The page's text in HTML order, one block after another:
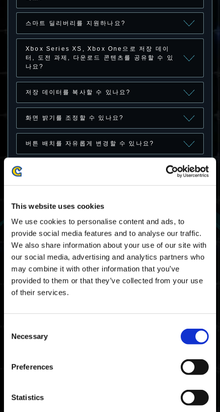
This website uses cookies
We use cookies to personalise content and ads, to
provide social media features and to analyse our traffic.
We also share information about your use of our site with
our social media, advertising and analytics partners who
may combine it with other information that you’ve
provided to them or that they’ve collected from your use
of their services.
Selection
Necessary
Preferences
Statistics
스마트 딜리버리를 지원하나요?
Xbox Series XS, Xbox One으로 저장 데이
터, 도전 과제, 다운로드 콘텐츠를 공유할 수 있
나요?
저장 데이터를 복사할 수 있나요?
화면 밝기를 조정할 수 있나요?
버튼 배치를 자유롭게 변경할 수 있나요?
다른 하드웨어 사이에서 저장 데이터를 공유(교
서바이벌 패스 시즌 1: 프리미엄 티어의 해당 시
나요?
과거 시즌의 서바이벌 패스(프리미엄 티어)를 구
매할 수 있나요?
과거에 서바이벌 패스 시즌 1: 프리미엄 티어를
구매하고 재판매 기간이 되었습니다.
Xbox Game Pass에 관해 알려 주세요.
러 Microsoft 계정으로 로그인하여 플레이하던
해도 구매할 수 없었습니다. 어떻게 하면 구매할